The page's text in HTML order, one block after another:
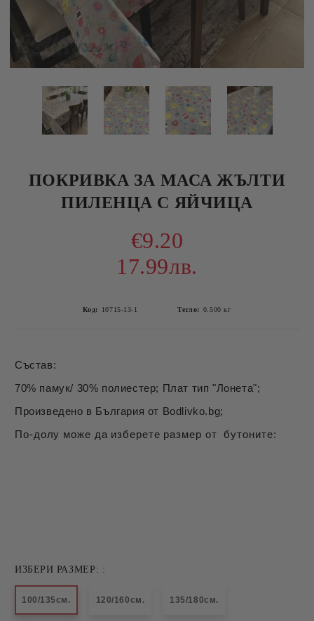
ПОКРИВКА ЗА МАСА ЖЪЛТИ
ПИЛЕНЦА С ЯЙЧИЦА
€9.20
17.99лв.
Код: 10715-13-1 Тегло: 0.500 кг
Състав:
70% памук/ 30% полиестер; Плат тип "Лонета";
Произведено в България от Bodlivko.bg;
По-долу може да изберете размер от бутоните:
ИЗБЕРИ РАЗМЕР: :
100/135см. 120/160см. 135/180см.